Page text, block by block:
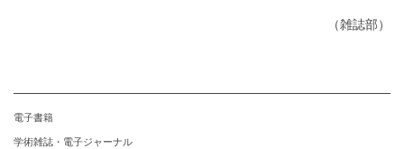
（雑誌部）
電子書籍
学術雑誌・電子ジャーナル